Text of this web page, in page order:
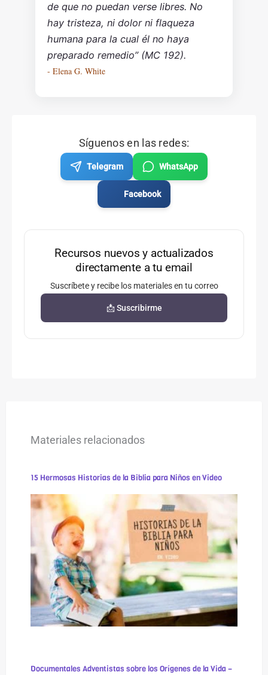
de que no puedan verse libres. No
hay tristeza, ni dolor ni flaqueza
humana para la cual él no haya
preparado remedio” (MC 192).
- Elena G. White
Síguenos en las redes:
Telegram WhatsApp
Facebook
Recursos nuevos y actualizados
directamente a tu email
Suscríbete y recibe los materiales en tu correo
📩 Suscribirme
Materiales relacionados
15 Hermosas Historias de la Biblia para Niños en Video
Documentales Adventistas sobre los Orígenes de la Vida –